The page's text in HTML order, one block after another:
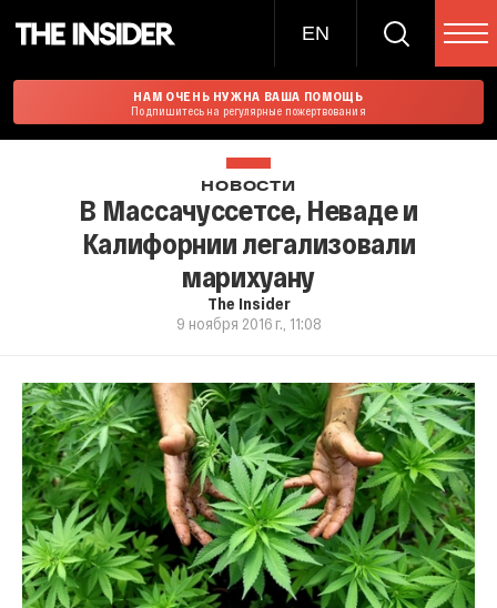
EN
НАМ ОЧЕНЬ НУЖНА ВАША ПОМОЩЬ
Подпишитесь на регулярные пожертвования
НОВОСТИ
В Массачуссетсе, Неваде и
Калифорнии легализовали
марихуану
The Insider
9 ноября 2016 г., 11:08